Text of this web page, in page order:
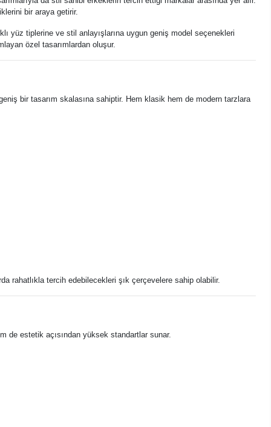
bir araya getirir.
yüz tiplerine ve stil anlayışlarına uygun geniş model seçenekleri
özel tasarımlardan oluşur.
bir tasarım skalasına sahiptir. Hem klasik hem de modern tarzlara
rahatlıkla tercih edebilecekleri şık çerçevelere sahip olabilir.
de estetik açısından yüksek standartlar sunar.